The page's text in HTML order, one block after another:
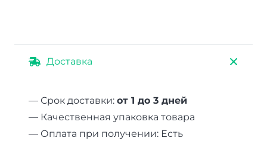
Доставка
— Срок доставки: от 1 до 3 дней
— Качественная упаковка товара
— Оплата при получении: Есть